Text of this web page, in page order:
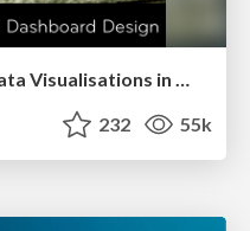
Designing Dashboards & Data Visualisations in Web Apps
232 55k